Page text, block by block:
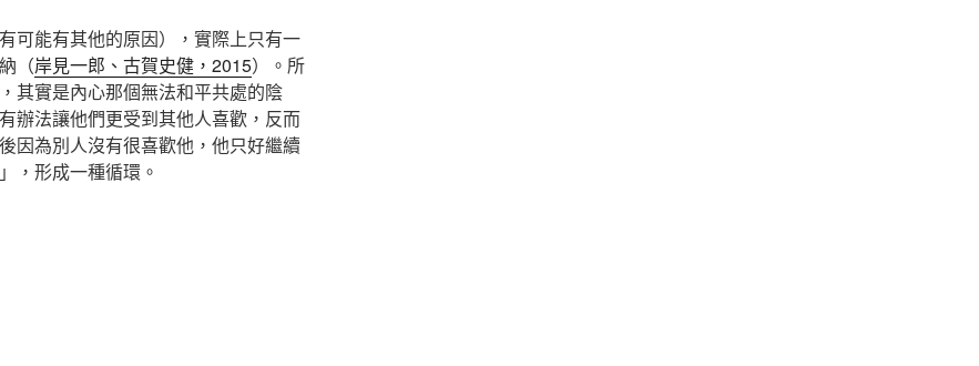
可能有其他的原因），實際上只有一
（岸見一郎、古賀史健，2015）。所
其實是內心那個無法和平共處的陰
辦法讓他們更受到其他人喜歡，反而
因為別人沒有很喜歡他，他只好繼續
，形成一種循環。